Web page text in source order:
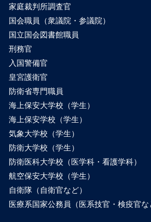
家庭裁判所調査官
国会職員（衆議院・参議院）
国立国会図書館職員
刑務官
入国警備官
皇宮護衛官
防衛省専門職員
海上保安大学校（学生）
海上保安学校（学生）
気象大学校（学生）
防衛大学校（学生）
防衛医科大学校（医学科・看護学科）
航空保安大学校（学生）
自衛隊（自衛官など）
医療系国家公務員（医系技官・検疫官な